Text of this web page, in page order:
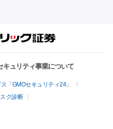
キュリティ事業について
「GMOセキュリティ24」
ク診断